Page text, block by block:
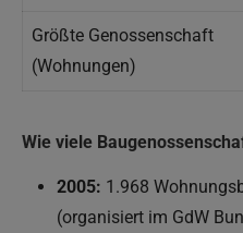
Größte Genossenschaft
(Wohnungen)
Wie viele
2005: 1.968
(organisiert im GdW